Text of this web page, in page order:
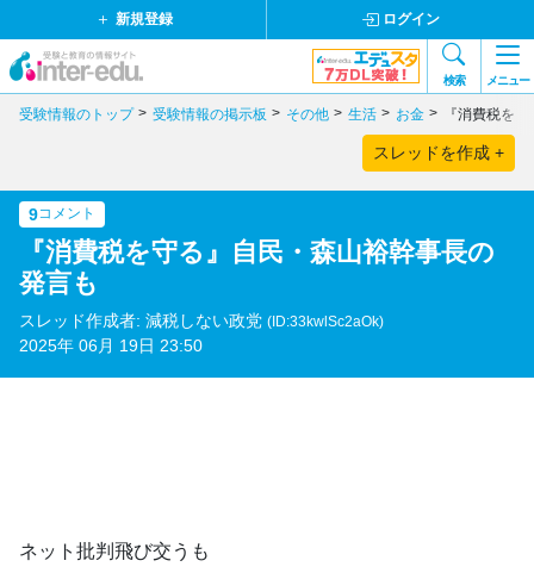
新規登録 ログイン
検索 メニュー
受験情報のトップ 受験情報の掲示板 その他 生活 お金 『消費税を
スレッドを作成 +
9コメント
『消費税を守る』自民・森山裕幹事長の
発言も
スレッド作成者: 減税しない政党 (ID:33kwlSc2aOk)
2025年 06月 19日 23:50
ネット批判飛び交うも